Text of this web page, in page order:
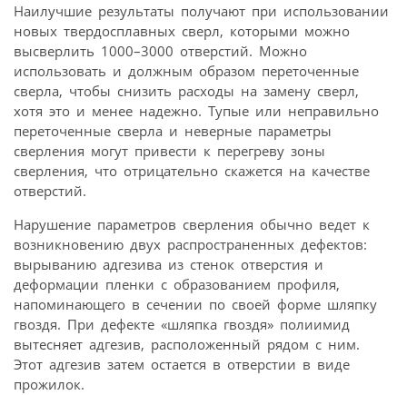
Наилучшие результаты получают при использовании
новых твердосплавных сверл, которыми можно
высверлить 1000–3000 отверстий. Можно
использовать и должным образом переточенные
сверла, чтобы снизить расходы на замену сверл,
хотя это и менее надежно. Тупые или неправильно
переточенные сверла и неверные параметры
сверления могут привести к перегреву зоны
сверления, что отрицательно скажется на качестве
отверстий.
Нарушение параметров сверления обычно ведет к
возникновению двух распространенных дефектов:
вырыванию адгезива из стенок отверстия и
деформации пленки с образованием профиля,
напоминающего в сечении по своей форме шляпку
гвоздя. При дефекте «шляпка гвоздя» полиимид
вытесняет адгезив, расположенный рядом с ним.
Этот адгезив затем остается в отверстии в виде
прожилок.